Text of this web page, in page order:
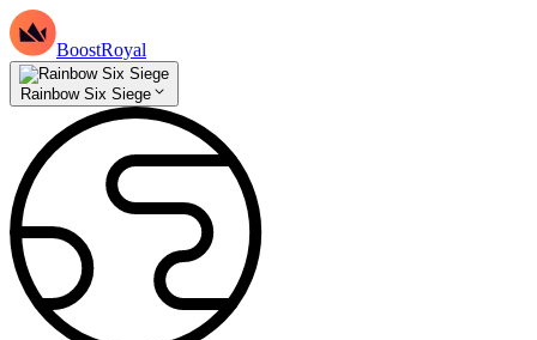
BoostRoyal
Rainbow Six Siege